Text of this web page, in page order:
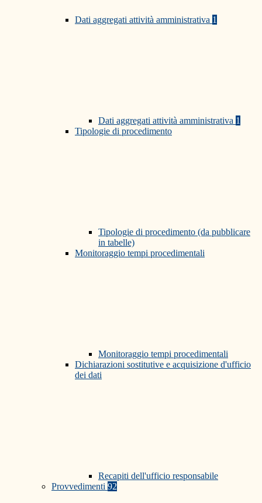
Dati aggregati attività amministrativa 1
Dati aggregati attività amministrativa 1
Tipologie di procedimento
Tipologie di procedimento (da pubblicare
in tabelle)
Monitoraggio tempi procedimentali
Monitoraggio tempi procedimentali
Dichiarazioni sostitutive e acquisizione d'ufficio
dei dati
Recapiti dell'ufficio responsabile
Provvedimenti 92